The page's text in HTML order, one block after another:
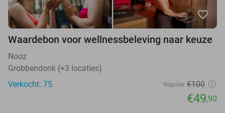
favorite_border
Waardebon voor wellnessbeleving naar keuze
Nooz
Grobbendonk (+3 locaties)
Verkocht: 75
Regulier €100
€49,90